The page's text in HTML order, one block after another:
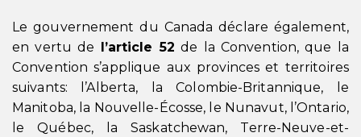
Le gouvernement du Canada déclare également,
en vertu de l’article 52 de la Convention, que la
Convention s’applique aux provinces et territoires
suivants: l’Alberta, la Colombie-Britannique, le
Manitoba, la Nouvelle-Écosse, le Nunavut, l’Ontario,
le Québec, la Saskatchewan, Terre-Neuve-et-